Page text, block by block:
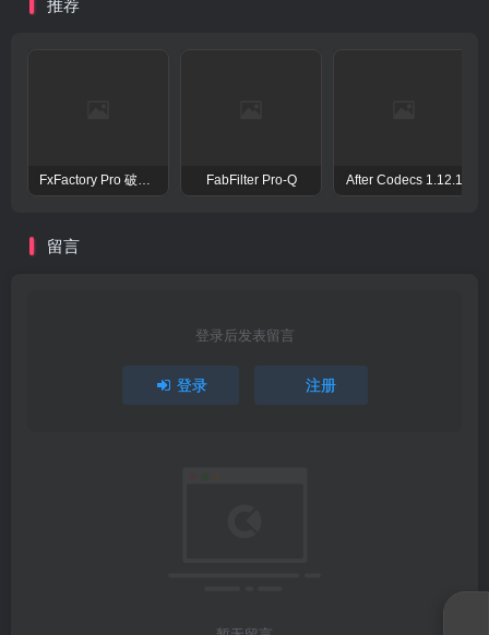
推荐
FxFactory Pro 破解版 视觉效果插件工具包 FabFilter Pro-Q After Codecs 1.12.1
留言
登录后发表留言
登录 注册